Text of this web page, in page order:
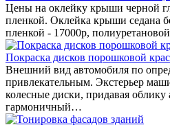
Цены на оклейку крыши черной
пленкой. Оклейка крыши седана
пленкой - 17000р,
Покраска дисков порошковой
Внешний вид автомобиля по
привлекательным. Экстерьер
колесные диски, придавая облику
гармоничный…